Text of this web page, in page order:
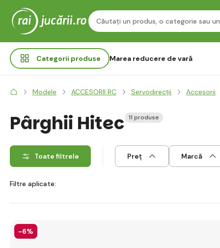
Categorii produse Marea reducere de vară
Modele ACCESORII RC Servodirecții Accesorii
Pârghii Hitec 11 produse
Toate filtrele Preț Marcă
Filtre aplicate:
-6%